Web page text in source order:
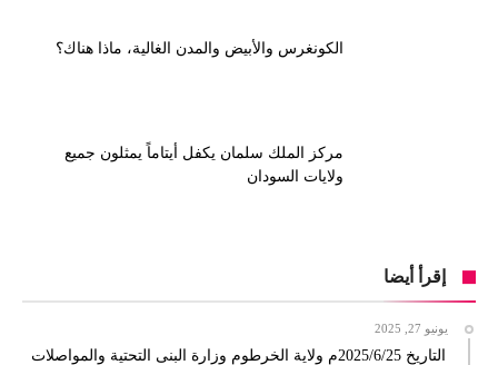
الكونغرس والأبيض والمدن الغالية، ماذا هناك؟
مركز الملك سلمان يكفل أيتاماً يمثلون جميع
ولايات السودان
إقرأ أيضا
يونيو 27, 2025
التاريخ 2025/6/25م ولاية الخرطوم وزارة البنى التحتية والمواصلات